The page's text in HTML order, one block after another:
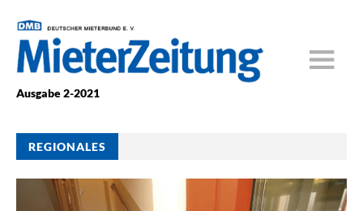
Ausgabe 2-2021
REGIONALES